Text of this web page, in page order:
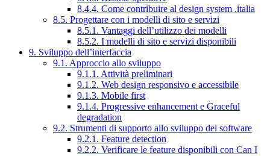
8.4.4. Come contribuire al design system .italia
8.5. Progettare con i modelli di sito e servizi
8.5.1. Vantaggi dell’utilizzo dei modelli
8.5.2. I modelli di sito e servizi disponibili
9. Sviluppo dell’interfaccia
9.1. Approccio allo sviluppo
9.1.1. Attività preliminari
9.1.2. Web design responsivo e accessibile
9.1.3. Mobile first
9.1.4. Progressive enhancement e Graceful
degradation
9.2. Strumenti di supporto allo sviluppo del software
9.2.1. Feature detection
9.2.2. Verificare le feature disponibili con Can I